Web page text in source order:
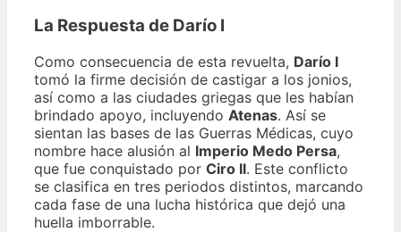
La Respuesta de Darío I
Como consecuencia de esta revuelta, Darío I
tomó la firme decisión de castigar a los jonios,
así como a las ciudades griegas que les habían
brindado apoyo, incluyendo Atenas. Así se
sientan las bases de las Guerras Médicas, cuyo
nombre hace alusión al Imperio Medo Persa,
que fue conquistado por Ciro II. Este conflicto
se clasifica en tres periodos distintos, marcando
cada fase de una lucha histórica que dejó una
huella imborrable.